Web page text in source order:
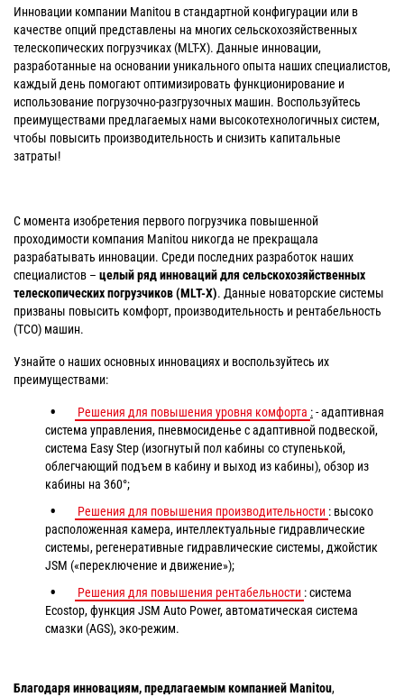
Инновации компании Manitou в стандартной конфигурации или в
качестве опций представлены на многих сельскохозяйственных
телескопических погрузчиках (MLT-X). Данные инновации,
разработанные на основании уникального опыта наших специалистов,
каждый день помогают оптимизировать функционирование и
использование погрузочно-разгрузочных машин. Воспользуйтесь
преимуществами предлагаемых нами высокотехнологичных систем,
чтобы повысить производительность и снизить капитальные
затраты!
С момента изобретения первого погрузчика повышенной
проходимости компания Manitou никогда не прекращала
разрабатывать инновации. Среди последних разработок наших
специалистов – целый ряд инноваций для сельскохозяйственных
телескопических погрузчиков (MLT-X). Данные новаторские системы
призваны повысить комфорт, производительность и рентабельность
(TCO) машин.
Узнайте о наших основных инновациях и воспользуйтесь их
преимуществами:
Решения для повышения уровня комфорта :- адаптивная
система управления, пневмосиденье с адаптивной подвеской,
система Easy Step (изогнутый пол кабины со ступенькой,
облегчающий подъем в кабину и выход из кабины), обзор из
кабины на 360°;
Решения для повышения производительности : высоко
расположенная камера, интеллектуальные гидравлические
системы, регенеративные гидравлические системы, джойстик
JSM («переключение и движение»);
Решения для повышения рентабельности : система
Ecostop, функция JSM Auto Power, автоматическая система
смазки (AGS), эко-режим.
Благодаря инновациям, предлагаемым компаниейManitou,